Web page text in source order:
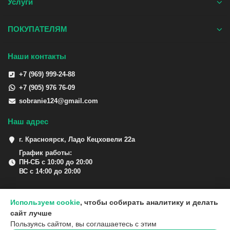
Услуги
ПОКУПАТЕЛЯМ
Наши контакты
+7 (969) 999-24-88
+7 (905) 976 76-09
sobranie124@gmail.com
Наш адрес
г. Красноярск, Ладо Кецховели 22а
График работы:
ПН-СБ с 10:00 до 20:00
ВС с 14:00 до 20:00
Используем cookie, чтобы собирать аналитику и делать
сайт лучше
Пользуясь сайтом, вы соглашаетесь с этим